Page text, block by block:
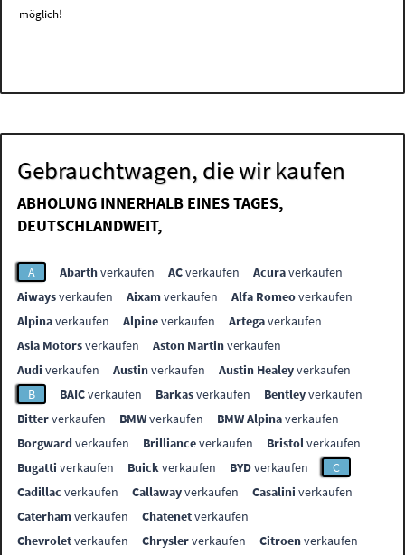
möglich!
Gebrauchtwagen, die wir kaufen
ABHOLUNG INNERHALB EINES TAGES,
DEUTSCHLANDWEIT,
A Abarthverkaufen ACverkaufen Acuraverkaufen
Aiwaysverkaufen Aixamverkaufen Alfa Romeoverkaufen
Alpinaverkaufen Alpineverkaufen Artegaverkaufen
Asia Motorsverkaufen Aston Martinverkaufen
Audi verkaufen Austinverkaufen Austin Healeyverkaufen
B
BAICverkaufen Barkasverkaufen Bentleyverkaufen
Bitterverkaufen BMWverkaufen BMW Alpinaverkaufen
Borgwardverkaufen Brillianceverkaufen Bristolverkaufen
Bugatti verkaufen Buickverkaufen BYDverkaufen
C
Cadillac verkaufen Callawayverkaufen Casalini verkaufen
Caterhamverkaufen Chatenetverkaufen
Chevroletverkaufen Chryslerverkaufen Citroenverkaufen